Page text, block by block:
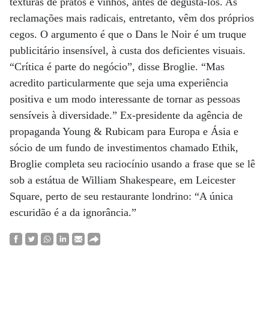
reclamações mais radicais, entretanto, vêm dos próprios
cegos. O argumento é que o Dans le Noir é um truque
publicitário insensível, à custa dos deficientes visuais.
“Crítica é parte do negócio”, disse Broglie. “Mas
acredito particularmente que seja uma experiência
positiva e um modo interessante de tornar as pessoas
sensíveis à diversidade.” Ex-presidente da agência de
propaganda Young & Rubicam para Europa e Ásia e
sócio de um fundo de investimentos chamado Ethik,
Broglie completa seu raciocínio usando a frase que se lê
sob a estátua de William Shakespeare, em Leicester
Square, perto de seu restaurante londrino: “A única
escuridão é a da ignorância.”